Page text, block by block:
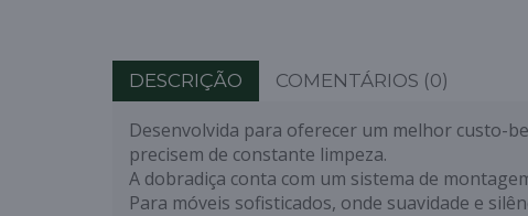
DESCRIÇÃO COMENTÁRIOS (0)
Desenvolvida para oferecer um melhor custo-
precisem de constante limpeza.
A dobradiça conta com um sistema de
Para móveis sofisticados, onde suavidade e